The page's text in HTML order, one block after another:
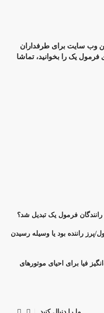
وب سایت برای طرفداران
یک را بخوانید، تماشا
فرمول یک تبدیل شد؟
پرز راننده بود یا وسیله رسیدن
فیا برای احیای موتورهای